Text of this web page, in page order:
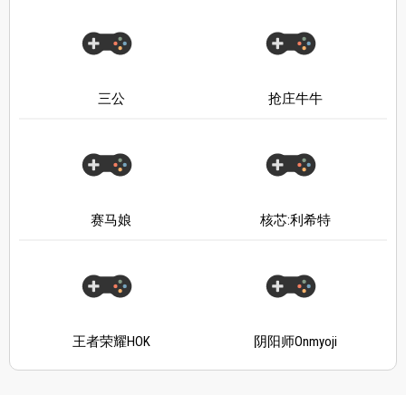
三公 抢庄牛牛
赛马娘 核芯:利希特
王者荣耀HOK 阴阳师Onmyoji